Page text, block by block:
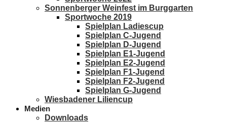
Sonnenberger Weinfest im Burggarten
Sportwoche 2019
Spielplan Ladiescup
Spielplan C-Jugend
Spielplan D-Jugend
Spielplan E1-Jugend
Spielplan E2-Jugend
Spielplan F1-Jugend
Spielplan F2-Jugend
Spielplan G-Jugend
Wiesbadener Liliencup
Medien
Downloads